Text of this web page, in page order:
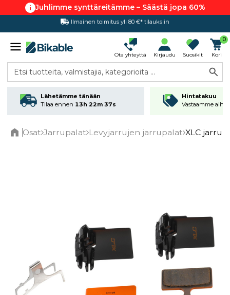
Juhlimme synttäreitämme – Säästä jopa 60%
Ilmainen toimitus yli 80 €* tilauksiin
Hintatakuu
Ota yhteyttä Kirjaudu Suosikit
0
Kori
Etsi tuotteita, valmistajia, kategorioita ...
Lähetämme tänään
Tilaa ennen 13h 22m 37s
Hintatakuu
Vastaamme
Osat Jarrupalat Levyjarrujen jarrupalat XLC